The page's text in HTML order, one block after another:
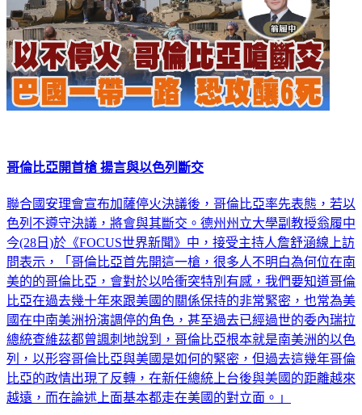
哥倫比亞開首槍 揚言與以色列斷交
聯合國安理會宣布加薩停火決議後，哥倫比亞率先表態，若以
色列不遵守決議，將會與其斷交。德州州立大學副教授翁履中
今(28日)於《FOCUS世界新聞》中，接受主持人詹舒涵線上訪
問表示，「哥倫比亞首先開這一槍，很多人不明白為何位在南
美的的哥倫比亞，會對於以哈衝突特別有感，我們要知道哥倫
比亞在過去幾十年來跟美國的關係保持的非常緊密，也常為美
國在中南美洲扮演調停的角色，甚至過去已經過世的委內瑞拉
總統查維茲都曾諷刺地說到，哥倫比亞根本就是南美洲的以色
列，以形容哥倫比亞與美國是如何的緊密，但過去這幾年哥倫
比亞的政情出現了反轉，在新任總統上台後與美國的距離越來
越遠，而在論述上面基本都走在美國的對立面。」